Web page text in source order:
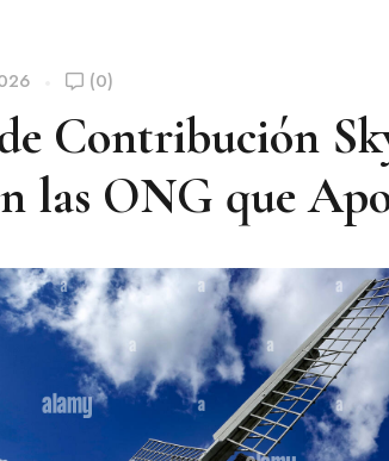
(0)
Contribución
las ONG que